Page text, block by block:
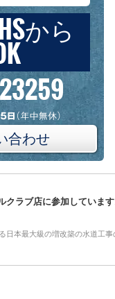
から
合わせ
クラブ店に参加しています
本最大級の増改築の水道工事